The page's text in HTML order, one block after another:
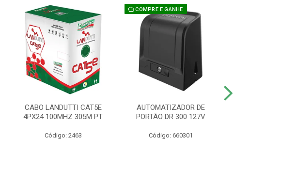
CABO LANDUTTI CAT5E
4PX24 100MHZ 305M PT
Código: 2463
COMPRE E GANHE
AUTOMATIZADOR DE
PORTÃO DR 300 127V
Código: 660301